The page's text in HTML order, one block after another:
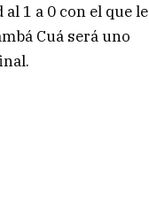
1 a 0 con el que le
Cuá será uno